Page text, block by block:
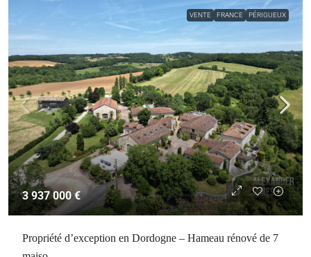
VENTE FRANCE PÉRIGUEUX
3 937 000 €
Propriété d’exception en Dordogne – Hameau rénové de 7